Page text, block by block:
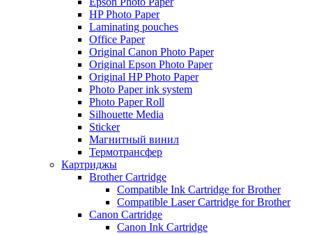
HP Photo Paper
Laminating pouches
Office Paper
Original Canon Photo Paper
Original Epson Photo Paper
Original HP Photo Paper
Photo Paper ink system
Photo Paper Roll
Silhouette Media
Sticker
Магнитный винил
Термотрансфер
Картриджы
Brother Cartridge
Compatible Ink Cartridge for Brother
Compatible Laser Cartridge for Brother
Canon Cartridge
Canon Ink Cartridge